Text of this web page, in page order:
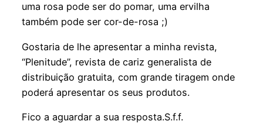
uma rosa pode ser do pomar, uma ervilha
também pode ser cor-de-rosa ;)
Gostaria de lhe apresentar a minha revista,
“Plenitude”, revista de cariz generalista de
distribuição gratuita, com grande tiragem onde
poderá apresentar os seus produtos.
Fico a aguardar a sua resposta.S.f.f.